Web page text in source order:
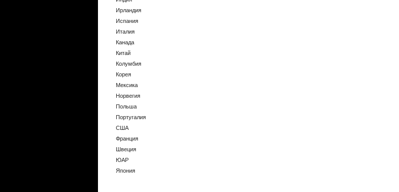
Ирландия
Испания
Италия
Канада
Китай
Колумбия
Корея
Мексика
Норвегия
Польша
Португалия
США
Франция
Швеция
ЮАР
Япония